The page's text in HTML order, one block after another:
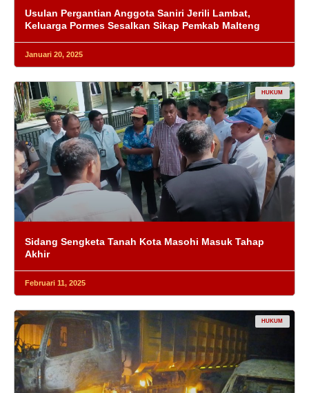
Usulan Pergantian Anggota Saniri Jerili Lambat,
Keluarga Pormes Sesalkan Sikap Pemkab Malteng
Januari 20, 2025
HUKUM
Sidang Sengketa Tanah Kota Masohi Masuk Tahap
Akhir
Februari 11, 2025
HUKUM